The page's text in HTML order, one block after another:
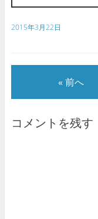
2015年3月22日
« 前へ
コメントを残す